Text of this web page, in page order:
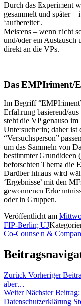
Durch das Experiment
gesammelt und später –
‘aufbereitet’.
Meistens – wenn nicht
und/oder ein Austausch
direkt an die VPs.
Das EMPIriment/
Im Begriff
Erfahrung basierend/
steht die VP genauso
Untersucherin; daher
“Versuchsperson”
um das Sammeln von
bestimmter Grundideen
beforschten Thema die
Darüber hinaus wird
‘Ergebnisse’ mit den
gewonnenen
oder in Gruppen.
Veröffentlicht am
FIP-Berlin; UJ
Co-Counseln &
Zurück Vorheriger
aber…
Weiter Nächster Beitrag:
Datenschutzerklärung